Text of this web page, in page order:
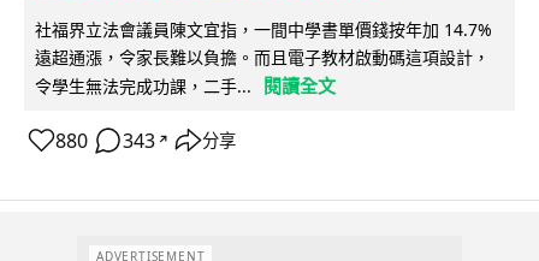
社福界立法會議員陳文宜指，一間中學書單價錢按年加 14.7%
遠超通漲，令家長難以負擔。而且電子教材啟動碼這項設計，
令學生無法完成功課，二手...
閱讀全文
880 343 ↗ 分享
ADVERTISEMENT